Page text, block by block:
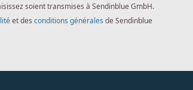
soient transmises à Sendinblue GmbH.
et des conditions générales de Sendinblue